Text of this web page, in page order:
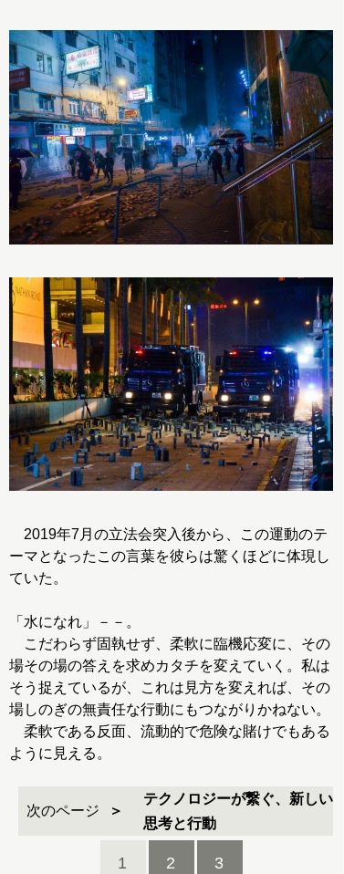
2019年7月の立法会突入後から、この運動のテ
ーマとなったこの言葉を彼らは驚くほどに体現し
ていた。
「水になれ」－－。
こだわらず固執せず、柔軟に臨機応変に、その
場その場の答えを求めカタチを変えていく。私は
そう捉えているが、これは見方を変えれば、その
場しのぎの無責任な行動にもつながりかねない。
柔軟である反面、流動的で危険な賭けでもある
ように見える。
次のページ
テクノロジーが繋ぐ、新しい
思考と行動
1 2 3